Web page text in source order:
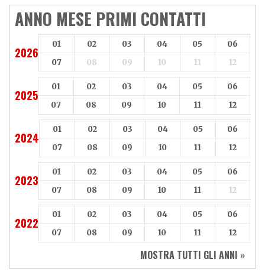
Aeon
Aspes
Axy
Baotian
ANNO MESE PRIMI CONTATTI
2026
01 02 03 04 05
06
07
08 09 10 11 12
2025
01 02 03 04 05
06
07
08 09 10 11 12
2024
01 02 03 04 05
06
07
08 09 10 11 12
2023
01 02 03 04 05
06
07
08 09 10 11 12
2022
01 02 03 04 05
06
07
08 09 10 11 12
MOSTRA TUTTI GLI ANNI »